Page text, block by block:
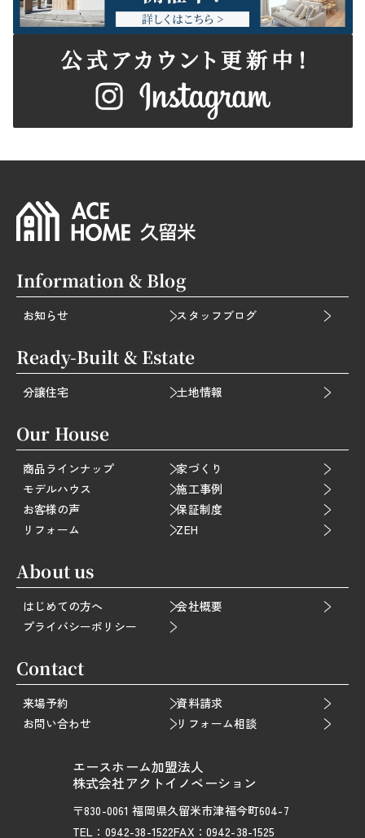
エースホーム加盟法人
株式会社アクトイノベーション
〒830-0061 福岡県久留米市津福今町604-7
TEL：0942-38-1522FAX：0942-38-1525
Information & Blog
お知らせ スタッフブログ
Ready-Built & Estate
分譲住宅 土地情報
Contact
来場予約
資料請求
お問い合わせ
リフォーム相談
Our House
商品ラインナップ
家づくり
モデルハウス
施工事例
お客様の声
保証制度
リフォーム
ZEH
About us
はじめての方へ
会社概要
プライバシーポリシー